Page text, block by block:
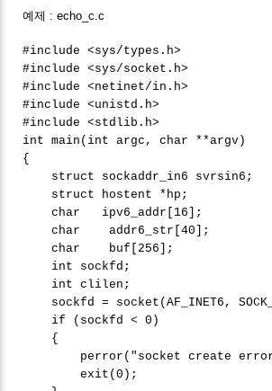
예제 : echo_c.c
#include <sys/types.h>
#include <sys/socket.h>
#include <netinet/in.h>
#include <unistd.h>
#include <stdlib.h>
int main(int argc, char **argv)
{
struct sockaddr_in6 svrsin6;
struct hostent *hp;
char ipv6_addr[16];
char addr6_str[40];
char buf[256];
int sockfd;
int clilen;
sockfd = socket(AF_INET6,
if (sockfd < 0)
{
perror("socket create
exit(0);